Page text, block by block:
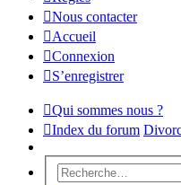
Nous contacter
Accueil
Connexion
S’enregistrer
Qui sommes nous ?
Index du forum